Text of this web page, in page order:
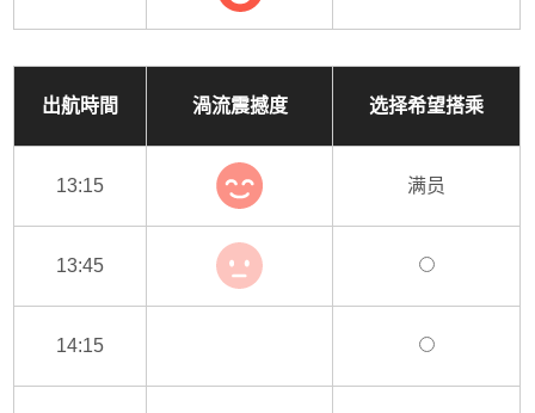
出航時間 渦流震撼度 选择希望搭乘
13:15 满员
13:45
14:15